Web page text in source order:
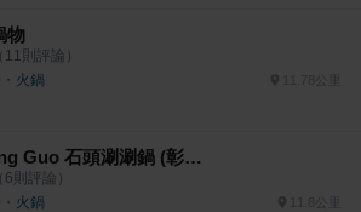
物
（ 11 則評論）
・ 火鍋
養鍋 Yang Guo 石頭涮涮鍋 (彰化旗艦店)
（ 6則評論）
・ 火鍋